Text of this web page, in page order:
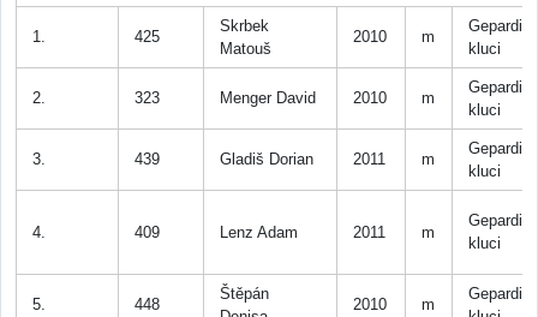
1. 425
Skrbek
Matouš
2010 m
Gepardi
kluci
2. 323 Menger David 2010 m
Gepardi
kluci
3. 439 Gladiš Dorian 2011 m
Gepardi
kluci
4. 409 Lenz Adam 2011 m
Gepardi
kluci
5. 448
Štěpán
2010 m
Gepardi